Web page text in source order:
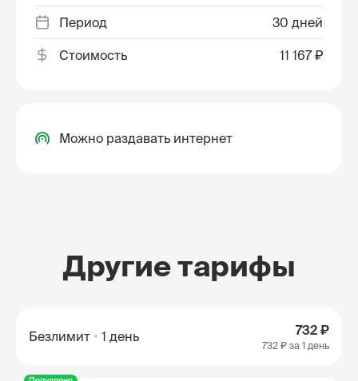
Период 30 дней
Стоимость 11 167 ₽
Можно раздавать интернет
Другие тарифы
Безлимит 1 день 732 ₽
732 ₽ за 1 день